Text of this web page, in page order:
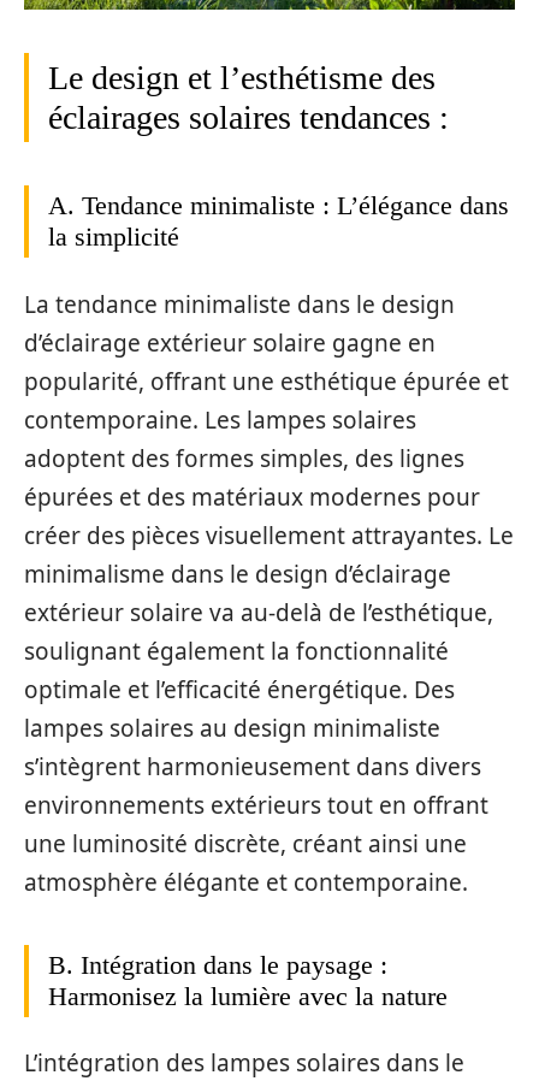
Le design et l’esthétisme des
éclairages solaires tendances :
A. Tendance minimaliste : L’élégance dans
la simplicité
La tendance minimaliste dans le design
d’éclairage extérieur solaire gagne en
popularité, offrant une esthétique épurée et
contemporaine. Les lampes solaires
adoptent des formes simples, des lignes
épurées et des matériaux modernes pour
créer des pièces visuellement attrayantes. Le
minimalisme dans le design d’éclairage
extérieur solaire va au-delà de l’esthétique,
soulignant également la fonctionnalité
optimale et l’efficacité énergétique. Des
lampes solaires au design minimaliste
s’intègrent harmonieusement dans divers
environnements extérieurs tout en offrant
une luminosité discrète, créant ainsi une
atmosphère élégante et contemporaine.
B. Intégration dans le paysage :
Harmonisez la lumière avec la nature
L’intégration des lampes solaires dans le